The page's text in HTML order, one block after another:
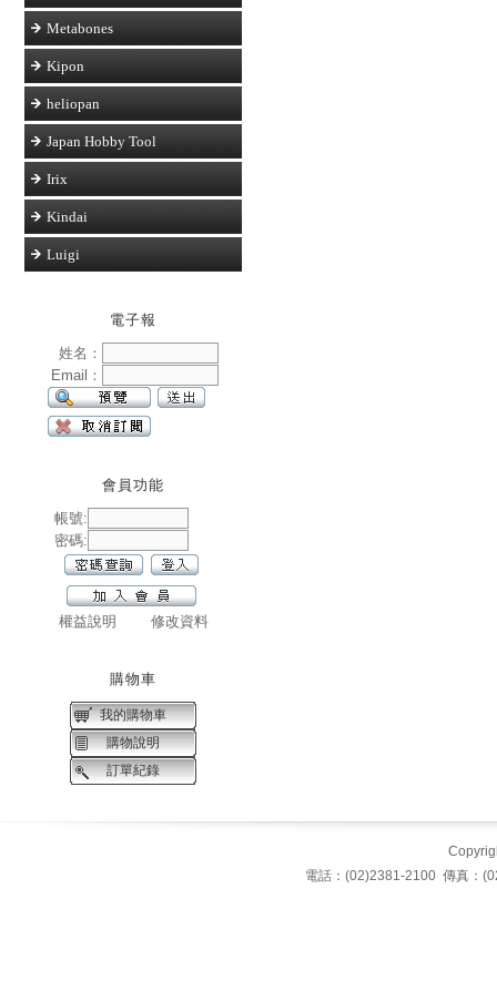
Metabones
Kipon
heliopan
Japan Hobby Tool
Irix
Kindai
Luigi
電子報
姓名：
Email：
會員功能
帳號:
密碼:
權益說明 修改資料
購物車
我的購物車
購物說明
訂單紀錄
電話：(02)2381-2100 傳真：